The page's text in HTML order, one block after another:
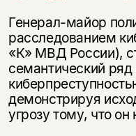
Генерал-майор
расследованием
«К» МВД России),
семантический
демонстрируя
угрозу тому, что